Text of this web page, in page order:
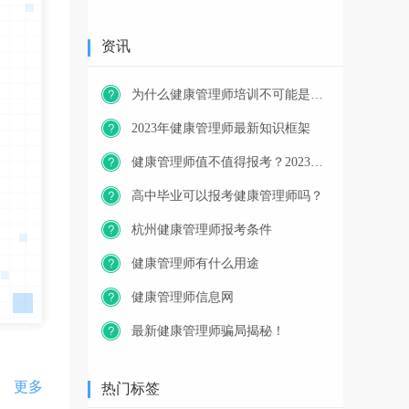
更多
资讯
2023年健康管理师最新知识框架
高中毕业可以报考健康管理师吗？
杭州健康管理师报考条件
健康管理师有什么用途
健康管理师信息网
最新健康管理师骗局揭秘！
热门标签